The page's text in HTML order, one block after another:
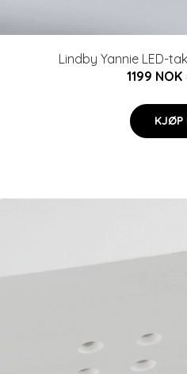
Lindby Yannie LED-
1199 NOK
KJØP